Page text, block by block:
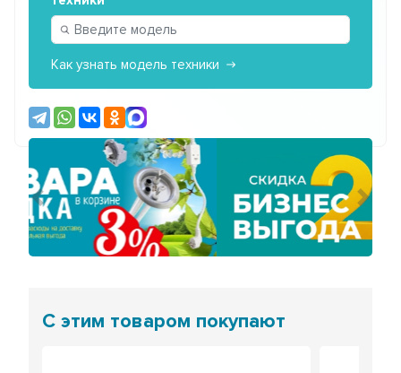
Как узнать модель техники
Предыдущий
С этим товаром покупают